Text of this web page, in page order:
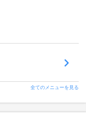
全てのメニューを見る